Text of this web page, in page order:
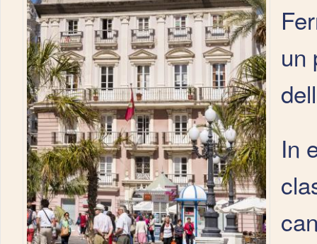
un
In